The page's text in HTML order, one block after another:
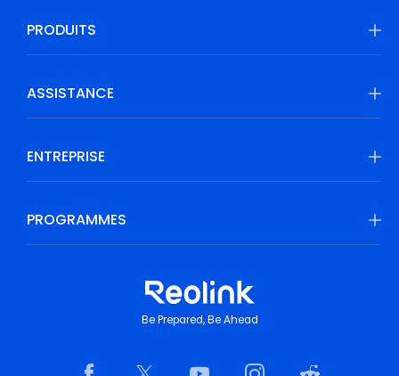
PRODUITS
ASSISTANCE
ENTREPRISE
PROGRAMMES
Be Prepared, Be Ahead